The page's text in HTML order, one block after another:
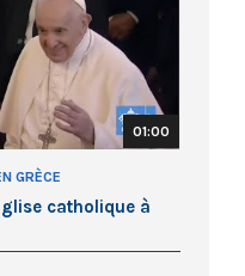
01:00
GRÈCE
catholique à